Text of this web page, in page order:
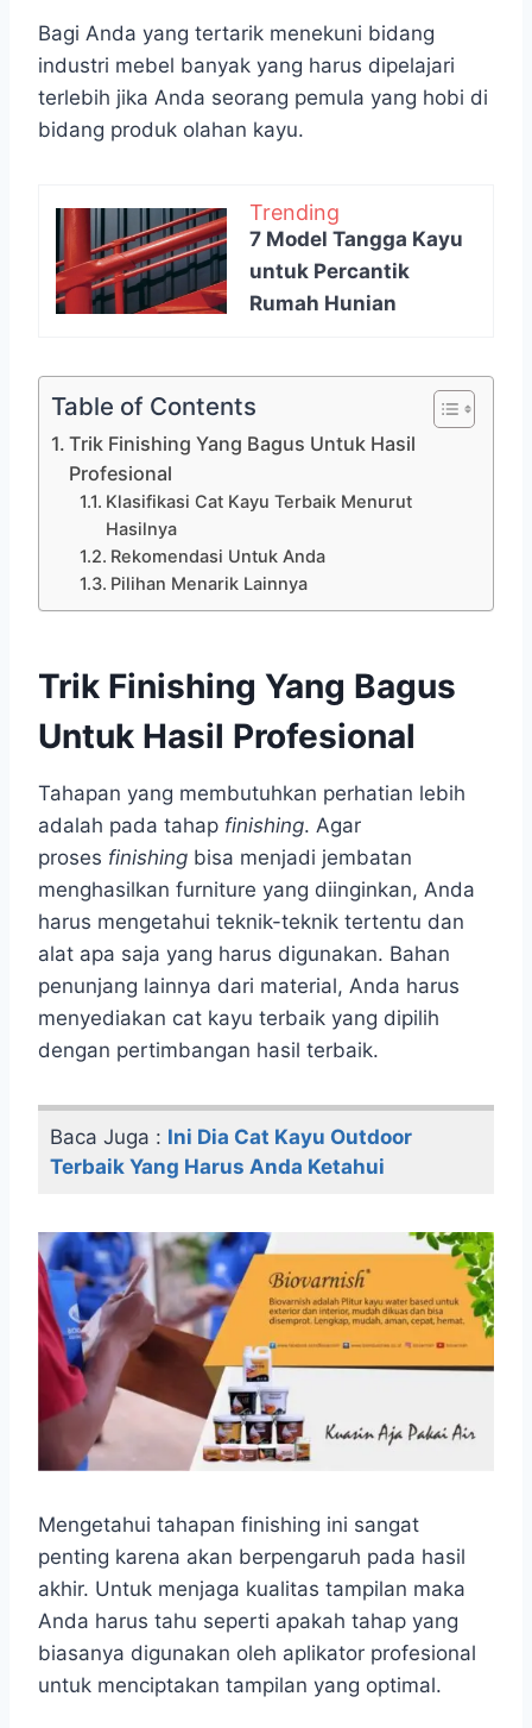
Bagi Anda yang tertarik menekuni bidang
industri mebel banyak yang harus dipelajari
terlebih jika Anda seorang pemula yang hobi di
bidang produk olahan kayu.
Trending
7 Model Tangga Kayu
untuk Percantik
Rumah Hunian
Table of Contents
Trik Finishing Yang Bagus Untuk Hasil
Profesional
Klasifikasi Cat Kayu Terbaik Menurut
Hasilnya
Rekomendasi Untuk Anda
Pilihan Menarik Lainnya
Trik Finishing Yang Bagus
Untuk Hasil Profesional
Tahapan yang membutuhkan perhatian lebih
adalah pada tahap finishing. Agar
proses finishing bisa menjadi jembatan
menghasilkan furniture yang diinginkan, Anda
harus mengetahui teknik-teknik tertentu dan
alat apa saja yang harus digunakan. Bahan
penunjang lainnya dari material, Anda harus
menyediakan cat kayu terbaik yang dipilih
dengan pertimbangan hasil terbaik.
Baca Juga : Ini Dia Cat Kayu Outdoor
Terbaik Yang Harus Anda Ketahui
Mengetahui tahapan finishing ini sangat
penting karena akan berpengaruh pada hasil
akhir. Untuk menjaga kualitas tampilan maka
Anda harus tahu seperti apakah tahap yang
biasanya digunakan oleh aplikator profesional
untuk menciptakan tampilan yang optimal.